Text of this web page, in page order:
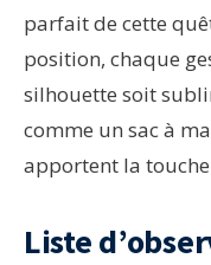
parfait de cette
position, chaque
silhouette soit
comme un sac à
apportent la
Liste